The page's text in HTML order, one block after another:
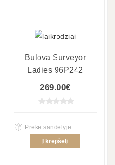
Bulova Surveyor
Ladies 96P242
269.00€
Prekė sandėlyje
Į krepšelį